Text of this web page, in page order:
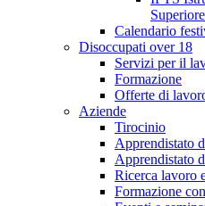
Superiore
Calendario
Disoccupati over 18
Servizi per il
Formazione
Offerte di
Aziende
Tirocinio
Apprendistato
Apprendistato
Ricerca lavoro
Formazione